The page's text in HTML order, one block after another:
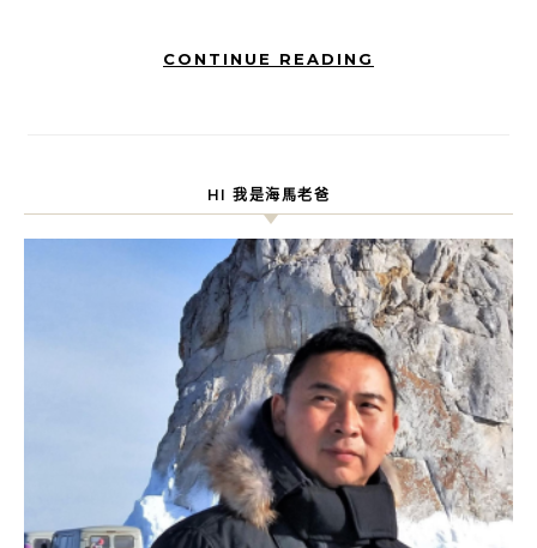
CONTINUE READING
HI 我是海馬老爸